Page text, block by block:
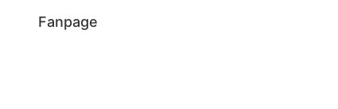
Fanpage